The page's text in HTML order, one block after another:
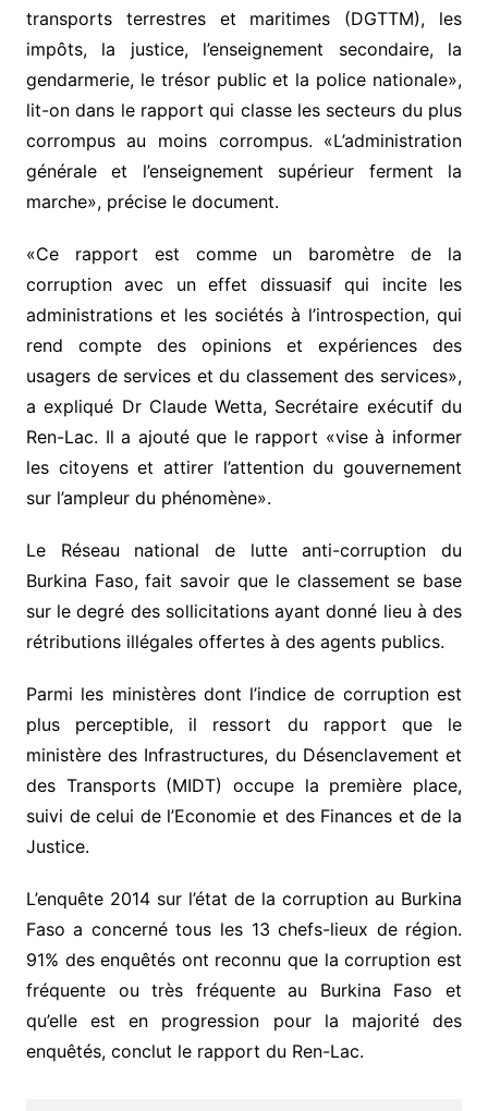
transports terrestres et maritimes (DGTTM), les
impôts, la justice, l’enseignement secondaire, la
gendarmerie, le trésor public et la police nationale»,
lit-on dans le rapport qui classe les secteurs du plus
corrompus au moins corrompus. «L’administration
générale et l’enseignement supérieur ferment la
marche», précise le document.
«Ce rapport est comme un baromètre de la
corruption avec un effet dissuasif qui incite les
administrations et les sociétés à l’introspection, qui
rend compte des opinions et expériences des
usagers de services et du classement des services»,
a expliqué Dr Claude Wetta, Secrétaire exécutif du
Ren-Lac. Il a ajouté que le rapport «vise à informer
les citoyens et attirer l’attention du gouvernement
sur l’ampleur du phénomène».
Le Réseau national de lutte anti-corruption du
Burkina Faso, fait savoir que le classement se base
sur le degré des sollicitations ayant donné lieu à des
rétributions illégales offertes à des agents publics.
Parmi les ministères dont l’indice de corruption est
plus perceptible, il ressort du rapport que le
ministère des Infrastructures, du Désenclavement et
des Transports (MIDT) occupe la première place,
suivi de celui de l’Economie et des Finances et de la
Justice.
L’enquête 2014 sur l’état de la corruption au Burkina
Faso a concerné tous les 13 chefs-lieux de région.
91% des enquêtés ont reconnu que la corruption est
fréquente ou très fréquente au Burkina Faso et
qu’elle est en progression pour la majorité des
enquêtés, conclut le rapport du Ren-Lac.